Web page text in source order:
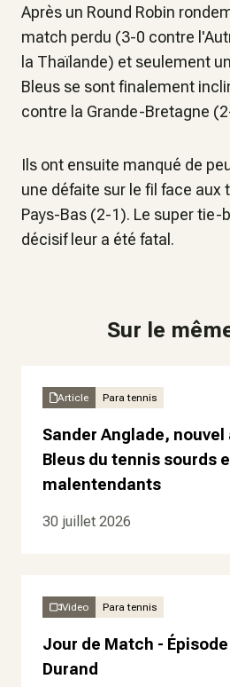
Après un Round Robin
match perdu (3-0 contre
la Thaïlande) et seulement
Bleus se sont finalement
contre la Grande-Bretagne
Ils ont ensuite manqué de
une défaite sur le fil face aux
Pays-Bas (2-1). Le super tie-
décisif leur a été fatal.
Sur le
Article Para tennis
Sander Anglade,
Bleus du tennis sourds
malentendants
30 juillet 2026
Video Para tennis
Jour de Match -
Durand